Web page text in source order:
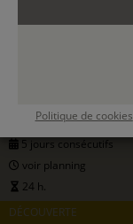
Politique de cookies
résidentiel
5 jours consécutifs
voir planning
24 h.
DÉCOUVERTE